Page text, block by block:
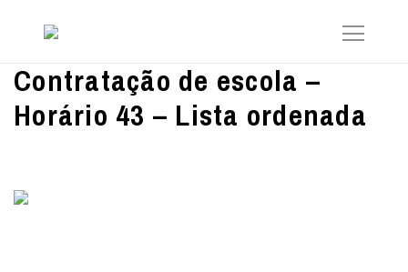
Contratação de escola –
Horário 43 – Lista ordenada